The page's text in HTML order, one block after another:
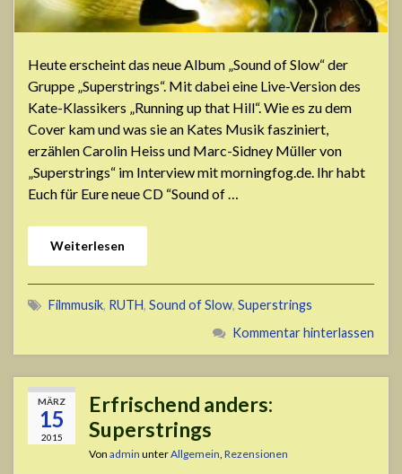
Heute erscheint das neue Album „Sound of Slow“ der
Gruppe „Superstrings“. Mit dabei eine Live-Version des
Kate-Klassikers „Running up that Hill“. Wie es zu dem
Cover kam und was sie an Kates Musik fasziniert,
erzählen Carolin Heiss und Marc-Sidney Müller von
„Superstrings“ im Interview mit morningfog.de. Ihr habt
Euch für Eure neue CD “Sound of …
Weiterlesen
Filmmusik, RUTH, Sound of Slow, Superstrings
Kommentar hinterlassen
MÄRZ
15
2015
Erfrischend anders:
Superstrings
Von admin unterAllgemein, Rezensionen